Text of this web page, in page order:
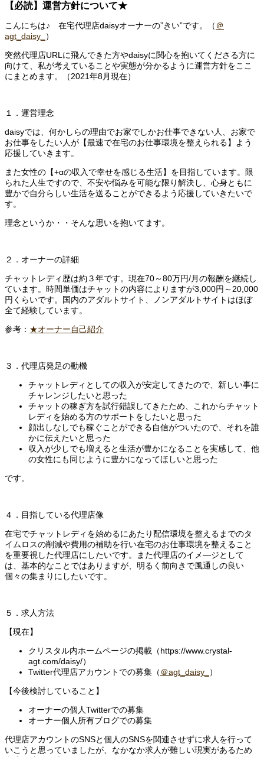
【必読】運営方針について★
こんにちは♪ 在宅代理店daisyオーナーの”きい”です。（＠
agt_daisy_
）
突然代理店URLに飛んできた方やdaisyに関心を抱いてくださる方に
向けて、私が考えていることや実態が分かるように運営方針をここ
にまとめます。（2021年8月現在）
１．運営理念
daisyでは、 何かしらの理由でお家でしかお仕事できない人、お家で
お仕事をしたい人が【最速で在宅のお仕事環境を整えられる】よう
応援していきます。
また女性の【+αの収入で幸せを感じる生活】を目指しています。限
られた人生ですので、不安や悩みを可能な限り解決し、心身ともに
豊かで自分らしい生活を送ることができるよう応援していきたいで
す。
理念というか・・そんな思いを抱いてます。
２．オーナーの詳細
チャットレディ歴は約３年です。現在70～80万円/月の報酬を継続し
ています。時間単価はチャットの内容によりますが3,000円～20,000
円くらいです。国内のアダルトサイト、ノンアダルトサイトはほぼ
全て経験しています。
参考： ★オーナー自己紹介
３．代理店発足の動機
チャットレディとしての収入が安定してきたので、新しい事に
チャレンジしたいと思った
チャットの稼ぎ方を試行錯誤してきたため、これからチャット
レディを始める方のサポートをしたいと思った
顔出しなしでも稼ぐことができる自信がついたので、それを誰
かに伝えたいと思った
収入が少しでも増えると生活が豊かになることを実感して、他
の女性にも同じように豊かになってほしいと思った
です。
４．目指している代理店像
在宅でチャットレディを始めるにあたり配信環境を整えるまでのタ
イムロスの削減や費用の補助を行い在宅のお仕事環境を整えること
を重要視した代理店にしたいです。また代理店のイメ―ジとして
は、基本的なことではありますが、明るく前向きで風通しの良い
個々の集まりにしたいです。
５．求人方法
【現在】
クリスタル内ホームページの掲載（https://www.crystal-
agt.com/daisy/）
Twitter代理店アカウントでの募集（＠agt_daisy_
）
【今後検討していること】
オーナーの個人Twitterでの募集
オーナー個人所有ブログでの募集
代理店アカウントのSNSと個人のSNSを関連させずに求人を行って
いこうと思っていましたが、なかなか求人が難しい現実があるため